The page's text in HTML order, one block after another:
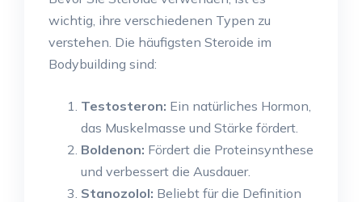
wichtig, ihre verschiedenen Typen zu
verstehen. Die häufigsten Steroide im
Bodybuilding sind:
Testosteron: Ein natürliches Hormon,
das Muskelmasse und Stärke fördert.
Boldenon: Fördert die Proteinsynthese
und verbessert die Ausdauer.
Stanozolol: Beliebt für die Definition